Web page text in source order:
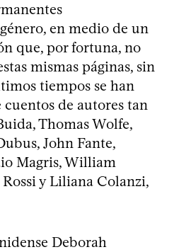
en medio de un
que, por fortuna, no
mismas páginas, sin
tiempos se han
de autores tan
Thomas Wolfe,
John Fante,
Magris, William
y Liliana Colanzi,
Deborah